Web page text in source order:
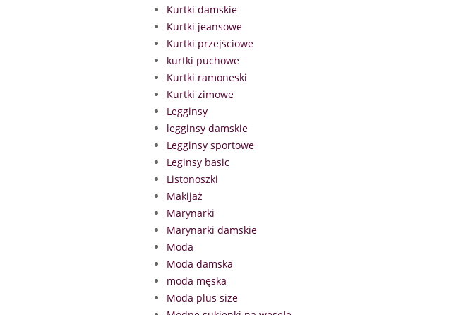
Kurtki damskie
Kurtki jeansowe
Kurtki przejściowe
kurtki puchowe
Kurtki ramoneski
Kurtki zimowe
Legginsy
legginsy damskie
Legginsy sportowe
Leginsy basic
Listonoszki
Makijaż
Marynarki
Marynarki damskie
Moda
Moda damska
moda męska
Moda plus size